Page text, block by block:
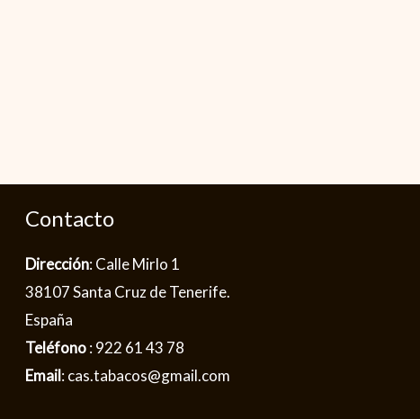
Contacto
Dirección: Calle Mirlo 1
38107 Santa Cruz de Tenerife.
España
Teléfono: 922 61 43 78
Email: cas.tabacos@gmail.com